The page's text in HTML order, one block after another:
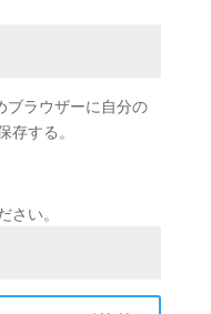
ブラウザーに自分の
する。
い。